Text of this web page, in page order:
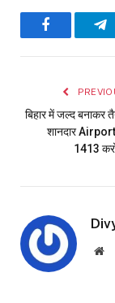
Facebook
बिहार में जल्द बनाकर
शानदार
1413